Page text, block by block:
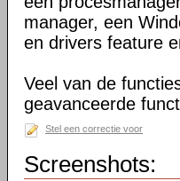
manager, een
en drivers feature
Veel van de
geavanceerde
Stel een correctie voor
Screenshots: